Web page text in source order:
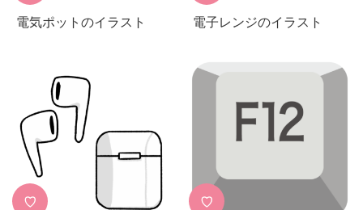
電気ポットのイラスト 電子レンジのイラスト
♡ ♡